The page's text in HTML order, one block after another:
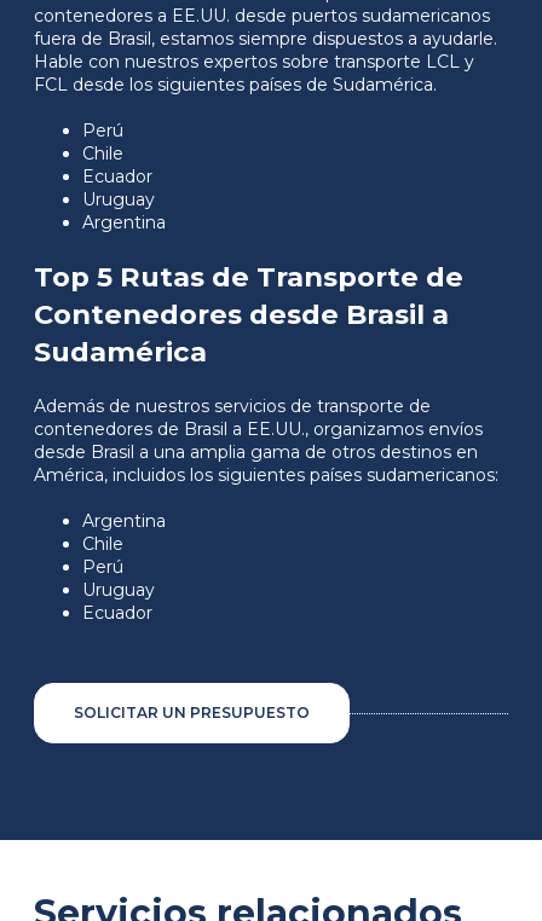
contenedores a EE.UU. desde puertos sudamericanos
fuera de Brasil, estamos siempre dispuestos a ayudarle.
Hable con nuestros expertos sobre transporte LCL y
FCL desde los siguientes países de Sudamérica.
Perú
Chile
Ecuador
Uruguay
Argentina
Top 5 Rutas de Transporte de
Contenedores desde Brasil a
Sudamérica
Además de nuestros servicios de transporte de
contenedores de Brasil a EE.UU., organizamos envíos
desde Brasil a una amplia gama de otros destinos en
América, incluidos los siguientes países sudamericanos:
Argentina
Chile
Perú
Uruguay
Ecuador
SOLICITAR UN PRESUPUESTO